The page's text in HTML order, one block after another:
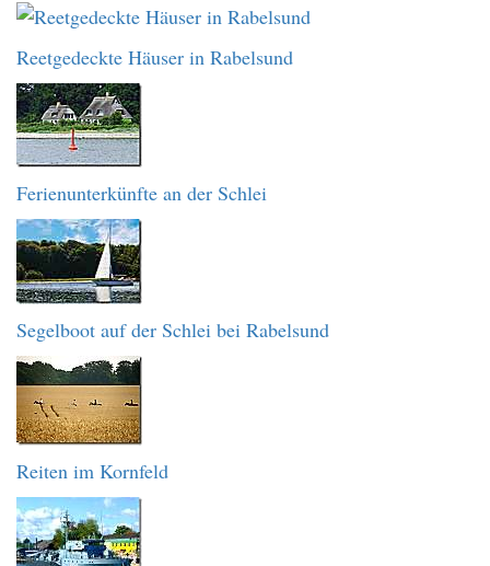
Reetgedeckte Häuser in Rabelsund
Ferienunterkünfte an der Schlei
Segelboot auf der Schlei bei Rabelsund
Reiten im Kornfeld